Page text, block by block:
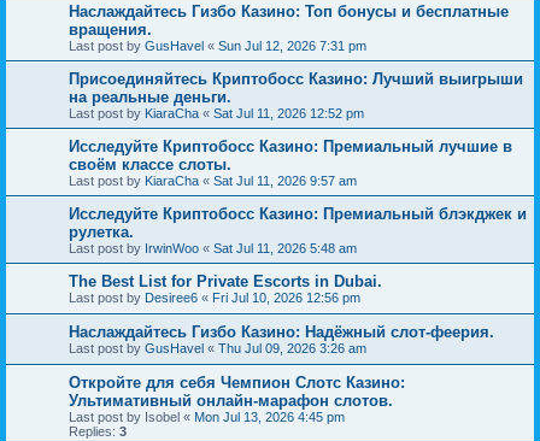
Наслаждайтесь Гизбо Казино: Топ бонусы и бесплатные
вращения.
Last post by GusHavel « Sun Jul 12, 2026 7:31 pm
Присоединяйтесь Криптобосс Казино: Лучший выигрыши
на реальные деньги.
Last post by KiaraCha « Sat Jul 11, 2026 12:52 pm
Исследуйте Криптобосс Казино: Премиальный лучшие в
своём классе слоты.
Last post by KiaraCha « Sat Jul 11, 2026 9:57 am
Исследуйте Криптобосс Казино: Премиальный блэкджек и
рулетка.
Last post by IrwinWoo « Sat Jul 11, 2026 5:48 am
The Best List for Private Escorts in Dubai.
Last post by Desiree6 « Fri Jul 10, 2026 12:56 pm
Наслаждайтесь Гизбо Казино: Надёжный слот-феерия.
Last post by GusHavel « Thu Jul 09, 2026 3:26 am
Откройте для себя Чемпион Слотс Казино:
Ультимативный онлайн-марафон слотов.
Last post by Isobel « Mon Jul 13, 2026 4:45 pm
Replies: 3